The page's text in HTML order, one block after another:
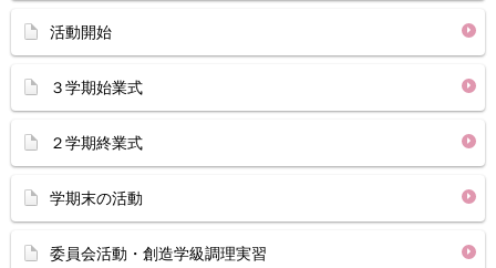
活動開始
３学期始業式
２学期終業式
学期末の活動
委員会活動・創造学級調理実習